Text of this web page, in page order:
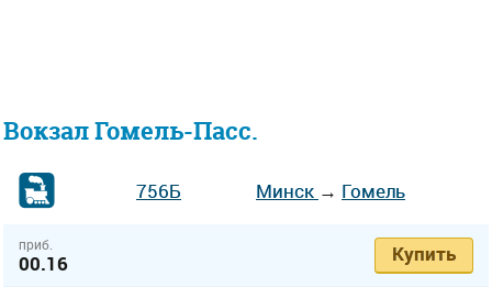
Вокзал Гомель-Пасс.
756Б Минск → Гомель
приб.
00.16 Купить